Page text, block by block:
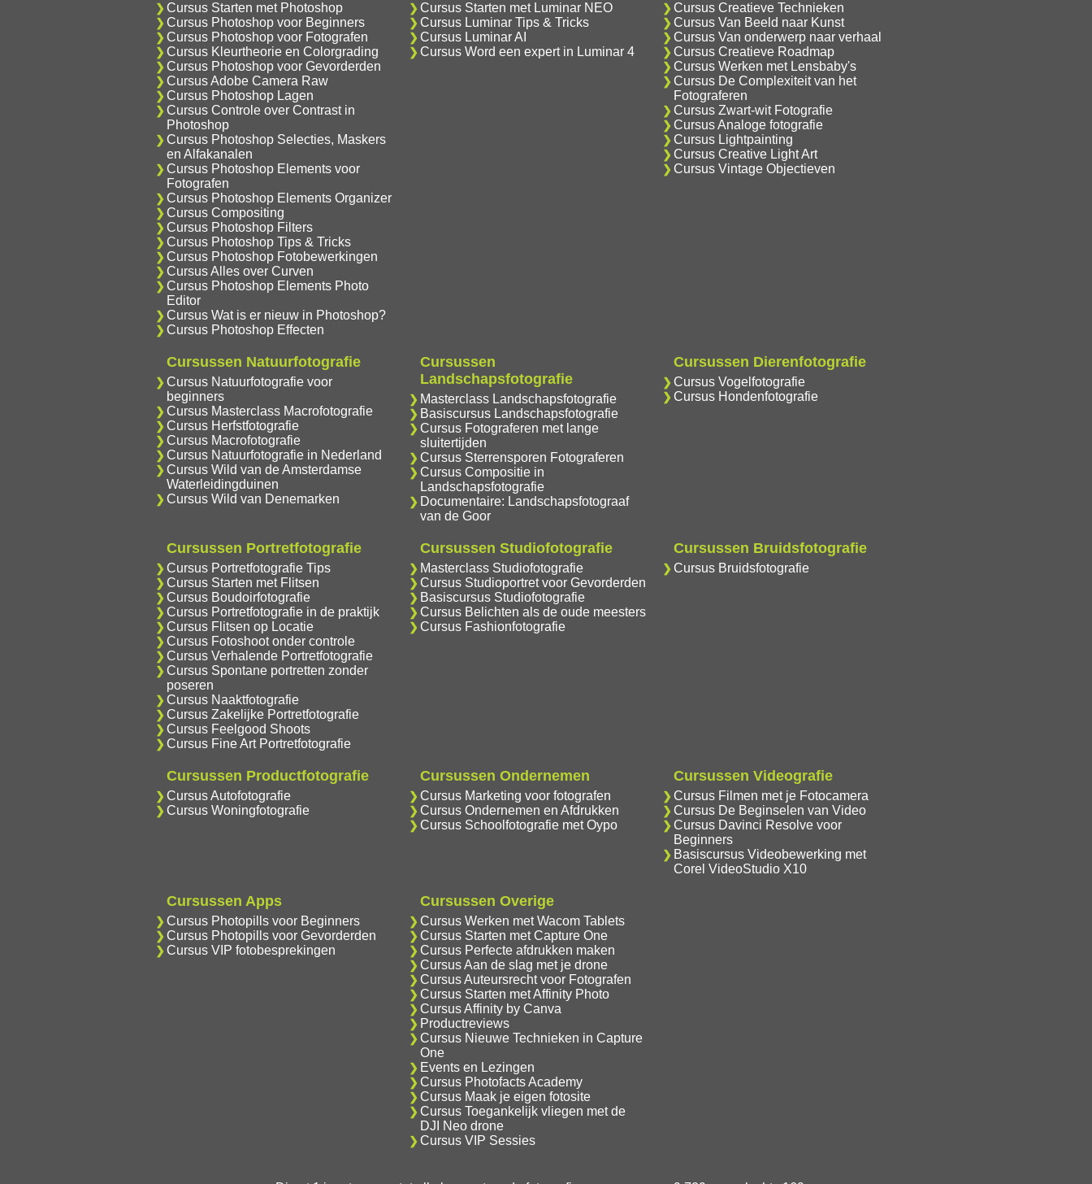
Cursus Starten met Photoshop
Cursus Photoshop voor Beginners
Cursus Photoshop voor Fotografen
Cursus Kleurtheorie en Colorgrading
Cursus Photoshop voor Gevorderden
Cursus Adobe Camera Raw
Cursus Photoshop Lagen
Cursus Controle over Contrast in
Photoshop
Cursus Photoshop Selecties, Maskers
en Alfakanalen
Cursus Photoshop Elements voor
Fotografen
Cursus Photoshop Elements Organizer
Cursus Compositing
Cursus Photoshop Filters
Cursus Photoshop Tips & Tricks
Cursus Photoshop Fotobewerkingen
Cursus Alles over Curven
Cursus Photoshop Elements Photo
Editor
Cursus Wat is er nieuw in Photoshop?
Cursus Photoshop Effecten
Cursus Starten met Luminar NEO
Cursus Luminar Tips & Tricks
Cursus Luminar AI
Cursus Word een expert in Luminar 4
Cursus Creatieve Technieken
Cursus Van Beeld naar Kunst
Cursus Van onderwerp naar verhaal
Cursus Creatieve Roadmap
Cursus Werken met Lensbaby's
Cursus De Complexiteit van het
Fotograferen
Cursus Zwart-wit Fotografie
Cursus Analoge fotografie
Cursus Lightpainting
Cursus Creative Light Art
Cursus Vintage Objectieven
Cursussen Natuurfotografie
Cursus Natuurfotografie voor
beginners
Cursus Masterclass Macrofotografie
Cursus Herfstfotografie
Cursus Macrofotografie
Cursus Natuurfotografie in Nederland
Cursus Wild van de Amsterdamse
Waterleidingduinen
Cursus Wild van Denemarken
Cursussen
Landschapsfotografie
Masterclass Landschapsfotografie
Basiscursus Landschapsfotografie
Cursus Fotograferen met lange
sluitertijden
Cursus Sterrensporen Fotograferen
Cursus Compositie in
Landschapsfotografie
Documentaire: Landschapsfotograaf
van de Goor
Cursussen Dierenfotografie
Cursus Vogelfotografie
Cursus Hondenfotografie
Cursussen Portretfotografie
Cursus Portretfotografie Tips
Cursus Starten met Flitsen
Cursus Boudoirfotografie
Cursus Portretfotografie in de praktijk
Cursus Flitsen op Locatie
Cursus Fotoshoot onder controle
Cursus Verhalende Portretfotografie
Cursus Spontane portretten zonder
poseren
Cursus Naaktfotografie
Cursus Zakelijke Portretfotografie
Cursus Feelgood Shoots
Cursus Fine Art Portretfotografie
Cursussen Studiofotografie
Masterclass Studiofotografie
Cursus Studioportret voor Gevorderden
Basiscursus Studiofotografie
Cursus Belichten als de oude meesters
Cursus Fashionfotografie
Cursussen Bruidsfotografie
Cursus Bruidsfotografie
Cursussen Productfotografie
Cursus Autofotografie
Cursus Woningfotografie
Cursussen Ondernemen
Cursus Marketing voor fotografen
Cursus Ondernemen en Afdrukken
Cursus Schoolfotografie met Oypo
Cursussen Videografie
Cursus Filmen met je Fotocamera
Cursus De Beginselen van Video
Cursus Davinci Resolve voor
Beginners
Basiscursus Videobewerking met
Corel VideoStudio X10
Cursussen Apps
Cursus Photopills voor Beginners
Cursus Photopills voor Gevorderden
Cursus VIP fotobesprekingen
Cursussen Overige
Cursus Werken met Wacom Tablets
Cursus Starten met Capture One
Cursus Perfecte afdrukken maken
Cursus Aan de slag met je drone
Cursus Auteursrecht voor Fotografen
Cursus Starten met Affinity Photo
Cursus Affinity by Canva
Productreviews
Cursus Nieuwe Technieken in Capture
One
Events en Lezingen
Cursus Photofacts Academy
Cursus Maak je eigen fotosite
Cursus Toegankelijk vliegen met de
DJI Neo drone
Cursus VIP Sessies